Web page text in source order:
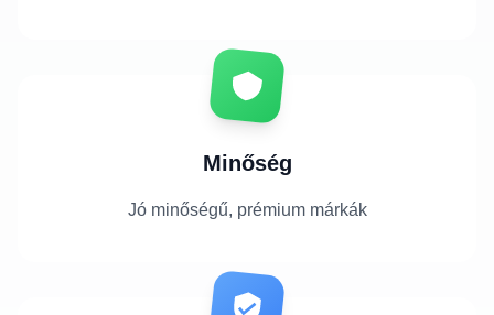
Minőség
Jó minőségű, prémium márkák